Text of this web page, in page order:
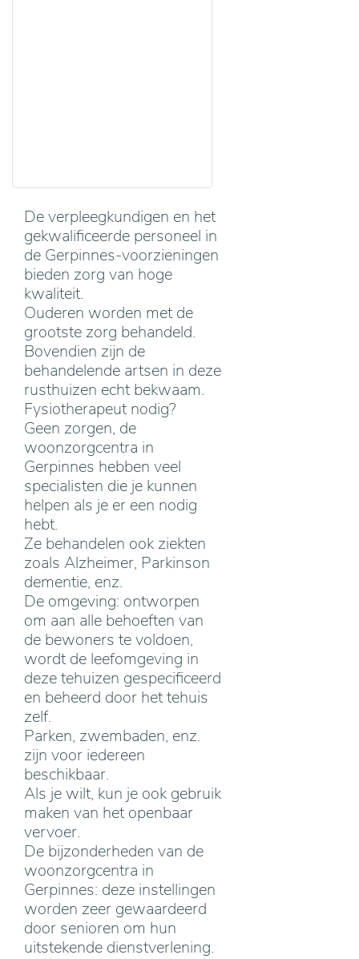
De verpleegkundigen en het
gekwalificeerde personeel in
de Gerpinnes-voorzieningen
bieden zorg van hoge
kwaliteit.
Ouderen worden met de
grootste zorg behandeld.
Bovendien zijn de
behandelende artsen in deze
rusthuizen echt bekwaam.
Fysiotherapeut nodig?
Geen zorgen, de
woonzorgcentra in
Gerpinnes hebben veel
specialisten die je kunnen
helpen als je er een nodig
hebt.
Ze behandelen ook ziekten
zoals Alzheimer, Parkinson
dementie, enz.
De omgeving: ontworpen
om aan alle behoeften van
de bewoners te voldoen,
wordt de leefomgeving in
deze tehuizen gespecificeerd
en beheerd door het tehuis
zelf.
Parken, zwembaden, enz.
zijn voor iedereen
beschikbaar.
Als je wilt, kun je ook gebruik
maken van het openbaar
vervoer.
De bijzonderheden van de
woonzorgcentra in
Gerpinnes: deze instellingen
worden zeer gewaardeerd
door senioren om hun
uitstekende dienstverlening.